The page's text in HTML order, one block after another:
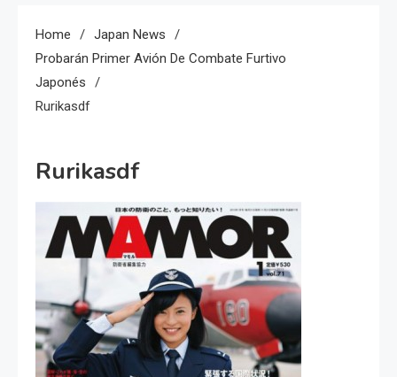
Home
Japan News
Probarán Primer Avión De Combate Furtivo
Japonés
Rurikasdf
Rurikasdf